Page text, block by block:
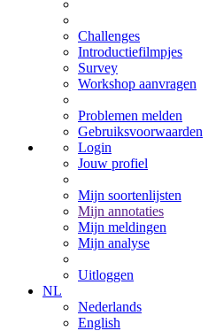
Challenges
Introductiefilmpjes
Survey
Workshop aanvragen
Problemen melden
Gebruiksvoorwaarden
Login
Jouw profiel
Mijn soortenlijsten
Mijn annotaties
Mijn meldingen
Mijn analyse
Uitloggen
NL
Nederlands
English